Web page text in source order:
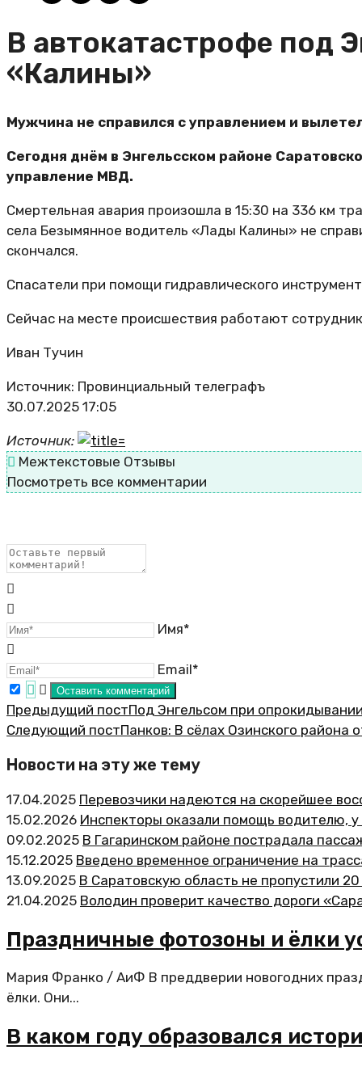
В автокатастрофе под
«Калины»
Мужчина не справился с управлением и
Сегодня днём в Энгельсском районе
управление МВД.
Смертельная авария произошла в 15:30 на 336 км
села Безымянное водитель «Лады Калины» не
скончался.
Спасатели при помощи гидравлического
Сейчас на месте происшествия работают
Иван Тучин
Источник: Провинциальный телеграфъ
30.07.2025 17:05
Источник:
Межтекстовые Отзывы
Посмотреть все комментарии
Имя*
Email*
Предыдущий постПод Энгельсом при
Следующий постПанков: В сёлах Озинского
Новости на эту же тему
17.04.2025 Перевозчики надеются на скорейшее
15.02.2026 Инспекторы оказали помощь водителю, у
09.02.2025 В Гагаринском районе пострадала
15.12.2025 Введено временное ограничение на
13.09.2025 В Саратовскую область не пропустили
21.04.2025 Володин проверит качество дороги
Праздничные фотозоны и ёлки
Мария Франко / АиФ В преддверии новогодних
ёлки. Они...
В каком году образовался